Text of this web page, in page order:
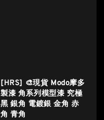
[HRS] 🎨現貨 Modo摩多
製漆 角系列模型漆 究極
黑 銀角 電鍍銀 金角 赤
角 青角